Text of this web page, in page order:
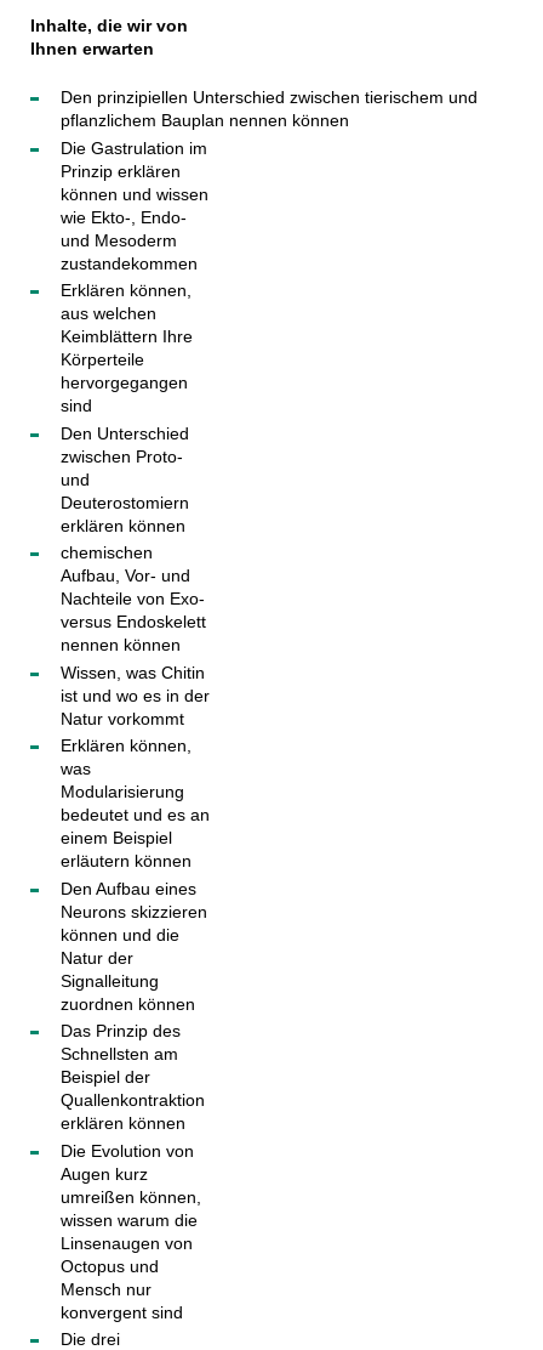
Inhalte, die wir von
Ihnen erwarten
Den prinzipiellen Unterschied zwischen tierischem und
pflanzlichem Bauplan nennen können
Die Gastrulation im
Prinzip erklären
können und wissen
wie Ekto-, Endo-
und Mesoderm
zustandekommen
Erklären können,
aus welchen
Keimblättern Ihre
Körperteile
hervorgegangen
sind
Den Unterschied
zwischen Proto-
und
Deuterostomiern
erklären können
chemischen
Aufbau, Vor- und
Nachteile von Exo-
versus Endoskelett
nennen können
Wissen, was Chitin
ist und wo es in der
Natur vorkommt
Erklären können,
was
Modularisierung
bedeutet und es an
einem Beispiel
erläutern können
Den Aufbau eines
Neurons skizzieren
können und die
Natur der
Signalleitung
zuordnen können
Das Prinzip des
Schnellsten am
Beispiel der
Quallenkontraktion
erklären können
Die Evolution von
Augen kurz
umreißen können,
wissen warum die
Linsenaugen von
Octopus und
Mensch nur
konvergent sind
Die drei